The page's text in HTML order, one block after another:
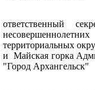
ответственный
территориальных
и Майская горка
"Город Архангельск"